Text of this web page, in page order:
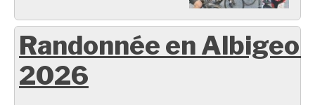
Randonnée en
2026